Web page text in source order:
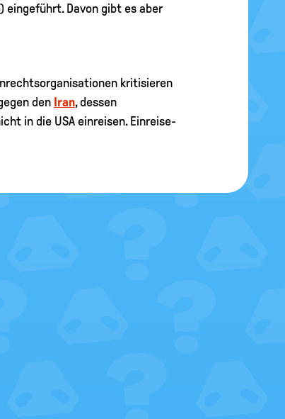
eingeführt. Davon gibt es aber
kritisieren
den Iran, dessen
in die USA einreisen. Einreise-